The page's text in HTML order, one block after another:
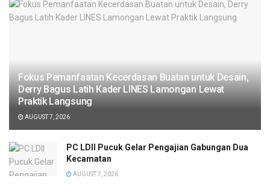
Fokus Pemanfaatan Kecerdasan Buatan untuk Desain,
Derry Bagus Latih Kader LINES Lamongan Lewat
Praktik Langsung
AUGUST 7, 2026
PC LDII Pucuk Gelar Pengajian Gabungan Dua
Kecamatan
AUGUST 7, 2026